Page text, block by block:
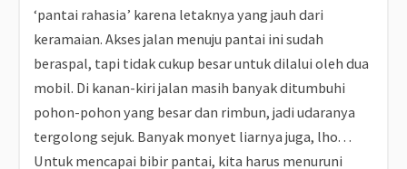
‘pantai rahasia’ karena letaknya yang jauh dari
keramaian. Akses jalan menuju pantai ini sudah
beraspal, tapi tidak cukup besar untuk dilalui oleh dua
mobil. Di kanan-kiri jalan masih banyak ditumbuhi
pohon-pohon yang besar dan rimbun, jadi udaranya
tergolong sejuk. Banyak monyet liarnya juga, lho. . .
Untuk mencapai bibir pantai, kita harus menuruni